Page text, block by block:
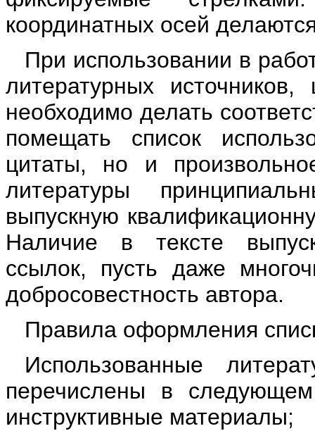
координатных осей
При использовании в
литературных
необходимо делать
помещать список
цитаты, но и
литературы
выпускную
Наличие в тексте
ссылок, пусть даже
добросовестность автора.
Правила оформления
Использованные
перечислены в
инструктивные материалы;